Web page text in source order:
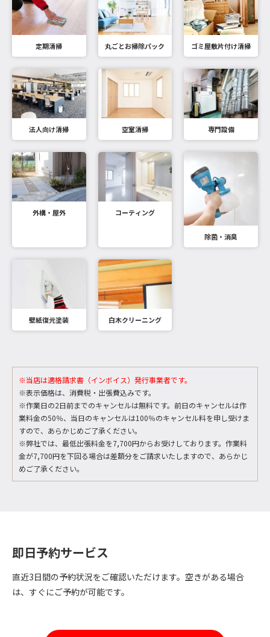
定期清掃 丸ごとお掃除パック ゴミ屋敷片付け清掃
法人向け清掃 空室清掃 専門設備
外構・屋外 コーティング
除菌・消臭
壁紙復元塗装 白木クリーニング
※当店は適格請求書（インボイス）発行事業者です。
※表示価格は、消費税・出張費込みです。
※作業日の2日前までのキャンセルは無料です。前日のキャンセルは作
業料金の50％、当日のキャンセルは100％のキャンセル料を申し受けま
すので、あらかじめご了承ください。
※弊社では、最低出張料金を7,700円からお受けしております。作業料
金が7,700円を下回る場合は差額分をご請求いたしますので、あらかじ
めご了承ください。
即日予約サービス
直近3日間の予約状況をご確認いただけます。空きがある場合
は、すぐにご予約が可能です。